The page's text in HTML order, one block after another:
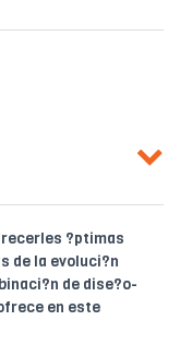
?ptimas
de la evoluci?n
de dise?o-
en este